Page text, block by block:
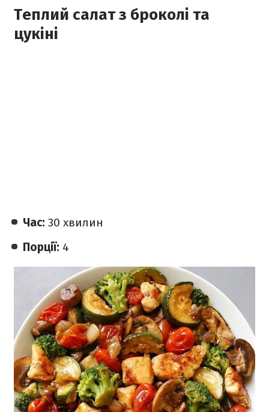
Теплий салат з броколі та
цукіні
Час: 30 хвилин
Порції: 4